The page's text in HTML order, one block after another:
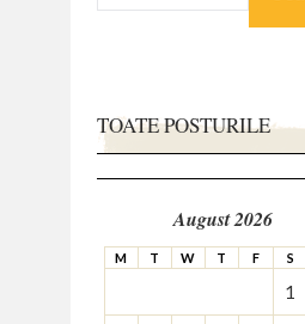
TOATE POSTURILE
August 2026
M T W T F S
1